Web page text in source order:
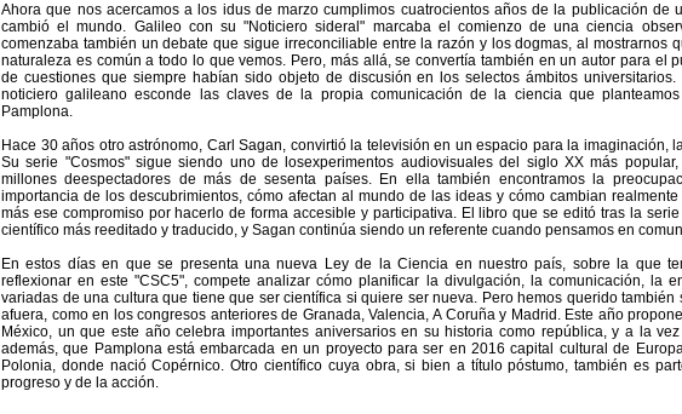
Ahora que nos acercamos a los idus de marzo cumplimos cuatrocientos años de la publicación de
cambió el mundo. Galileo con su "Noticiero sideral" marcaba el comienzo de una ciencia
comenzaba también un debate que sigue irreconciliable entre la razón y los dogmas, al mostrarnos
naturaleza es común a todo lo que vemos. Pero, más allá, se convertía también en un autor para el
de cuestiones que siempre habían sido objeto de discusión en los selectos ámbitos universitarios.
noticiero galileano esconde las claves de la propia comunicación de la ciencia que
Pamplona.
Hace 30 años otro astrónomo, Carl Sagan, convirtió la televisión en un espacio para la imaginación,
Su serie "Cosmos" sigue siendo uno de losexperimentos audiovisuales del siglo XX más
millones deespectadores de más de sesenta países. En ella también encontramos la
importancia de los descubrimientos, cómo afectan al mundo de las ideas y cómo cambian
más ese compromiso por hacerlo de forma accesible y participativa. El libro que se editó tras la
científico más reeditado y traducido, y Sagan continúa siendo un referente cuando pensamos en
En estos días en que se presenta una nueva Ley de la Ciencia en nuestro país, sobre la que
reflexionar en este "CSC5", compete analizar cómo planificar la divulgación, la comunicación, la
variadas de una cultura que tiene que ser científica si quiere ser nueva. Pero hemos querido también
afuera, como en los congresos anteriores de Granada, Valencia, A Coruña y Madrid. Este año
México, un que este año celebra importantes aniversarios en su historia como república, y a la
además, que Pamplona está embarcada en un proyecto para ser en 2016 capital cultural de
Polonia, donde nació Copérnico. Otro científico cuya obra, si bien a título póstumo, también es
progreso y de la acción.